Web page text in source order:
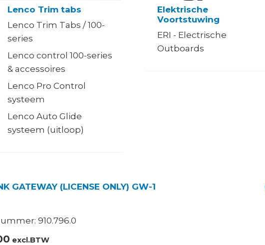
Lenco Trim tabs
Lenco Trim Tabs / 100-
series
Lenco control 100-series
& accessoires
Lenco Pro Control
systeem
Lenco Auto Glide
systeem (uitloop)
Elektrische
Voortstuwing
ERI - Electrische
Outboards
GATEWAY (LICENSE ONLY) GW-1
910.796.0
excl.BTW